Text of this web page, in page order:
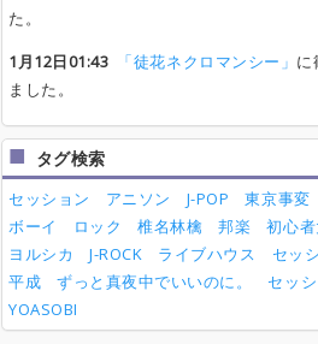
た。
1月12日01:43
「徒花ネクロマンシー」 に
ました。
タグ検索
セッション アニソン J-POP 東京事変
ボーイ
ロック 椎名林檎 邦楽 初心
ヨルシカ
J-ROCK ライブハウス セッ
平成
ずっと真夜中でいいのに。 セッ
YOASOBI